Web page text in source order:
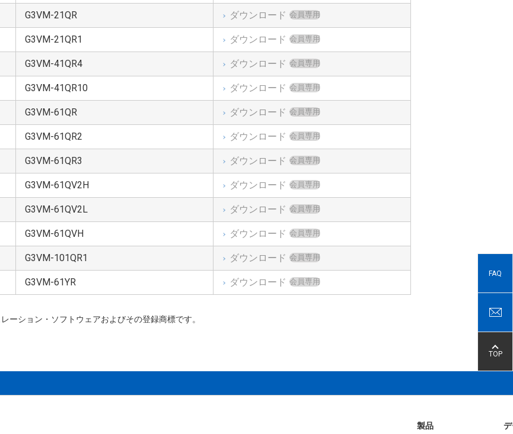
定めがない限り東京地方裁判所を第一審の専属管轄裁判所とします。
G3VM-21QR ダウンロード 会員専用
G3VM-21QR1 ダウンロード 会員専用
G3VM-41QR4 ダウンロード 会員専用
G3VM-41QR10 ダウンロード 会員専用
G3VM-61QR ダウンロード 会員専用
G3VM-61QR2 ダウンロード 会員専用
G3VM-61QR3 ダウンロード 会員専用
G3VM-61QV2H ダウンロード 会員専用
G3VM-61QV2L ダウンロード 会員専用
G3VM-61QVH ダウンロード 会員専用
G3VM-101QR1 ダウンロード 会員専用
G3VM-61YR ダウンロード 会員専用
レーション・ソフトウェアおよびその登録商標です。
FAQ
TOP
製品